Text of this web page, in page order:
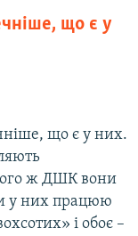
що є у
що є у них.
ж ДШК вони
у них працюю
і обоє –